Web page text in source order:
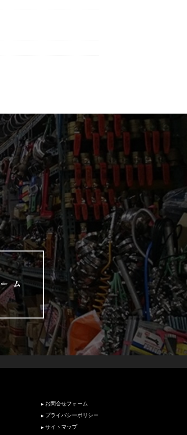
お問合せフォーム
プライバシーポリシー
サイトマップ